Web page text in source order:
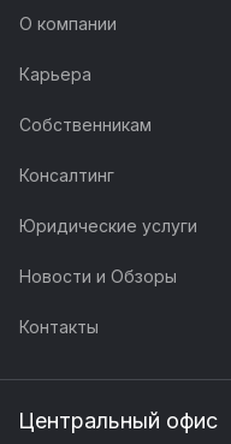
О компании
Карьера
Собственникам
Консалтинг
Юридические услуги
Новости и Обзоры
Контакты
Центральный офис